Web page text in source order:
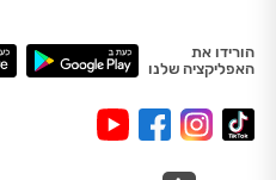
הורידו את
האפליקציה שלנו